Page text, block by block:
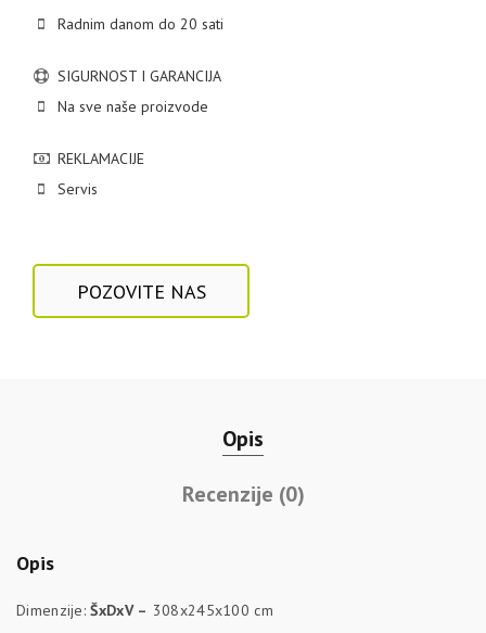
Radnim danom do 20 sati
SIGURNOST I GARANCIJA
Na sve naše proizvode
REKLAMACIJE
Servis
POZOVITE NAS
Opis
Recenzije (0)
Opis
Dimenzije:ŠxDxV – 308x245x100 cm